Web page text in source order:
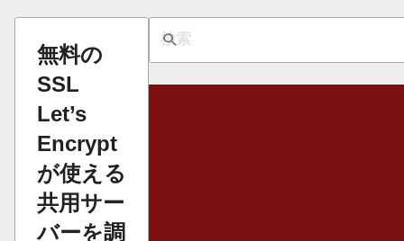
無料の
SSL
Let’s
Encrypt
が使える
共用サー
バーを調